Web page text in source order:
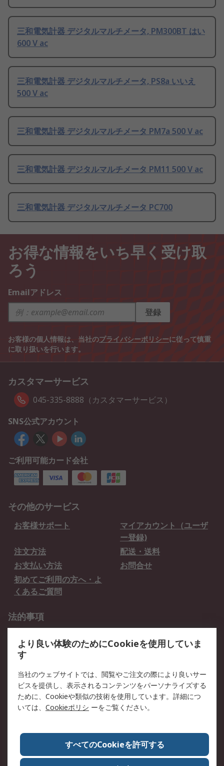
三和電気計器 デジタルマルチメータ, PM300BT はい
600 V ac
三和電気計器 デジタルマルチメータ, PS8a いいえ
500 V ac
三和電気計器 デジタルマルチメータ PM7a 500 V ac
三和電気計器 デジタルマルチメータ PM11 500 V ac
三和電気計器 デジタルマルチメータ PC700
お得な情報をいち早く受け取
ろう
Emailアドレス
登録
お客様の個人情報は、当社のプライバシーポリシーに従って慎重
に取り扱いを行います。
カスタマーサービス
045-335-8888（カスタマーサービス）
SNS公式アカウント
ご利用可能カード会社
その他のサービス
お客様サポート
マイアカウント（ユーザ
ー登録)
注文方法
配送・送料
お支払い方法
お問合せ
初めてご利用の方へ・よ
くあるご質問
法的事項
クッキーポリシー
RSについて
会社概要
採用情報
プレスリリース＆お知ら
コーポレートサイト
全世界のRS
RSの歴史
ESGへの取り組み（英語）
認証について
より良い体験のためにCookieを使用していま
す
当社のウェブサイトでは、閲覧やご注文の際により良いサー
ビスを提供し、表示されるコンテンツをパーソナライズする
ために、Cookieや類似の技術を使用しています。詳細につ
いては、 Cookieポリシ ーをご覧ください。
すべてのCookieを許可する